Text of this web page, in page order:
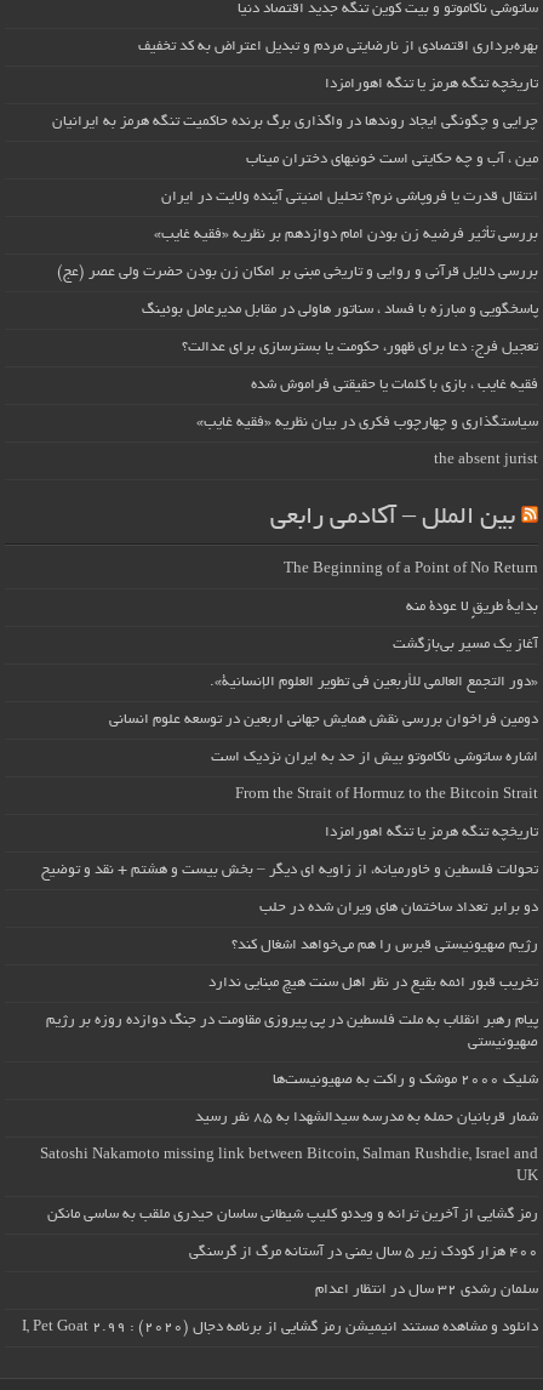
ساتوشی ناکاموتو و بیت کوین تنگه جدید اقتصاد دنیا
بهره‌برداری اقتصادی از نارضایتی مردم و تبدیل اعتراض به کد تخفیف
تاریخچه تنگه هرمز یا تنگه اهورامزدا
چرایی و چگونگی ایجاد روندها در واگذاری برگ برنده حاکمیت تنگه هرمز به ایرانیان
مین ، آب و چه حکایتی است خونبهای دختران میناب
انتقال قدرت یا فروپاشی نرم؟ تحلیل امنیتی آینده ولایت در ایران
بررسی تأثیر فرضیه زن بودن امام دوازدهم بر نظریه «فقیه غایب»
بررسی دلایل قرآنی و روایی و تاریخی مبنی بر امکان زن بودن حضرت ولی عصر (عج)
پاسخگویی و مبارزه با فساد ، سناتور هاولی در مقابل مدیرعامل بوئینگ
تعجیل فرج: دعا برای ظهور، حکومت یا بسترسازی برای عدالت؟
فقیه غایب ، بازی با کلمات یا حقیقتی فراموش شده
سیاستگذاری و چهارچوب فکری در بیان نظریه «فقیه غایب»
the absent jurist
بین الملل – آکادمی رابعی
The Beginning of a Point of No Return
بداية طريقٍ لا عودة منه
آغاز یک مسیر بی‌بازگشت
«دور التجمع العالمي للأربعين في تطوير العلوم الإنسانية».
دومین فراخوان بررسی نقش همایش جهانی اربعین در توسعه علوم انسانی
اشاره ساتوشی ناکاموتو بیش از حد به ایران نزدیک است
From the Strait of Hormuz to the Bitcoin Strait
تاریخچه تنگه هرمز یا تنگه اهورامزدا
تحولات فلسطین و خاورمیانه، از زاویه ای دیگر – بخش بیست و هشتم + نقد و توضیح
دو برابر تعداد ساختمان های ویران شده در حلب
رژیم صهیونیستی قبرس را هم می‌خواهد اشغال کند؟
تخریب قبور ائمه بقیع در نظر اهل سنت هیچ مبنایی ندارد
پیام رهبر انقلاب به ملت فلسطین در پی پیروزی مقاومت در جنگ دوازده روزه بر رژیم
صهیونیستی
شلیک ۲۰۰۰ موشک و راکت به صهیونیست‌ها
شمار قربانیان حمله به مدرسه سیدالشهدا به ۸۵ نفر رسید
Satoshi Nakamoto missing link between Bitcoin, Salman Rushdie, Israel and
UK
رمز گشایی از آخرین ترانه و ویدئو کلیپ شیطانی ساسان حیدری ملقب به ساسی مانکن
۴۰۰ هزار کودک زیر ۵ سال یمنی در آستانه مرگ از گرسنگی
سلمان رشدی ۳۲ سال در انتظار اعدام
دانلود و مشاهده مستند انیمیشن رمز گشایی از برنامه دجال (۲۰۲۰) : I, Pet Goat 2.99